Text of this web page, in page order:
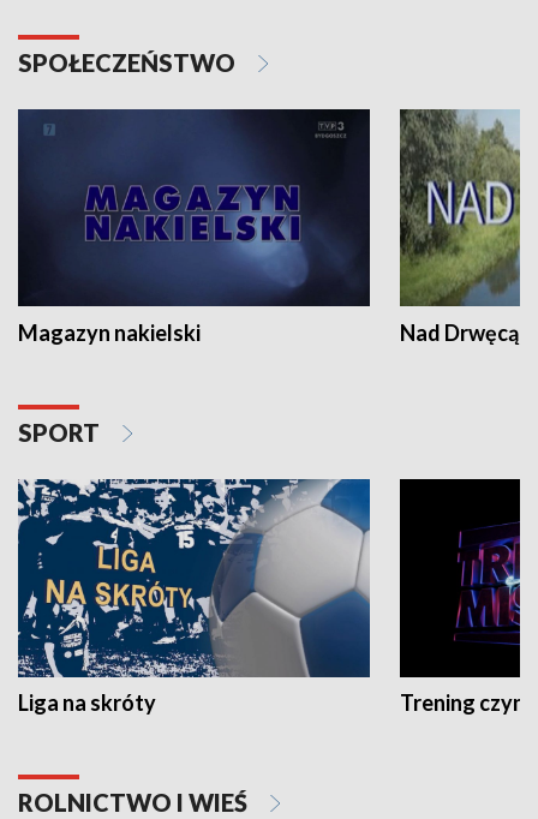
SPOŁECZEŃSTWO
Magazyn nakielski Nad Drwęcą
SPORT
Liga na skróty Trening czyni
ROLNICTWO I WIEŚ